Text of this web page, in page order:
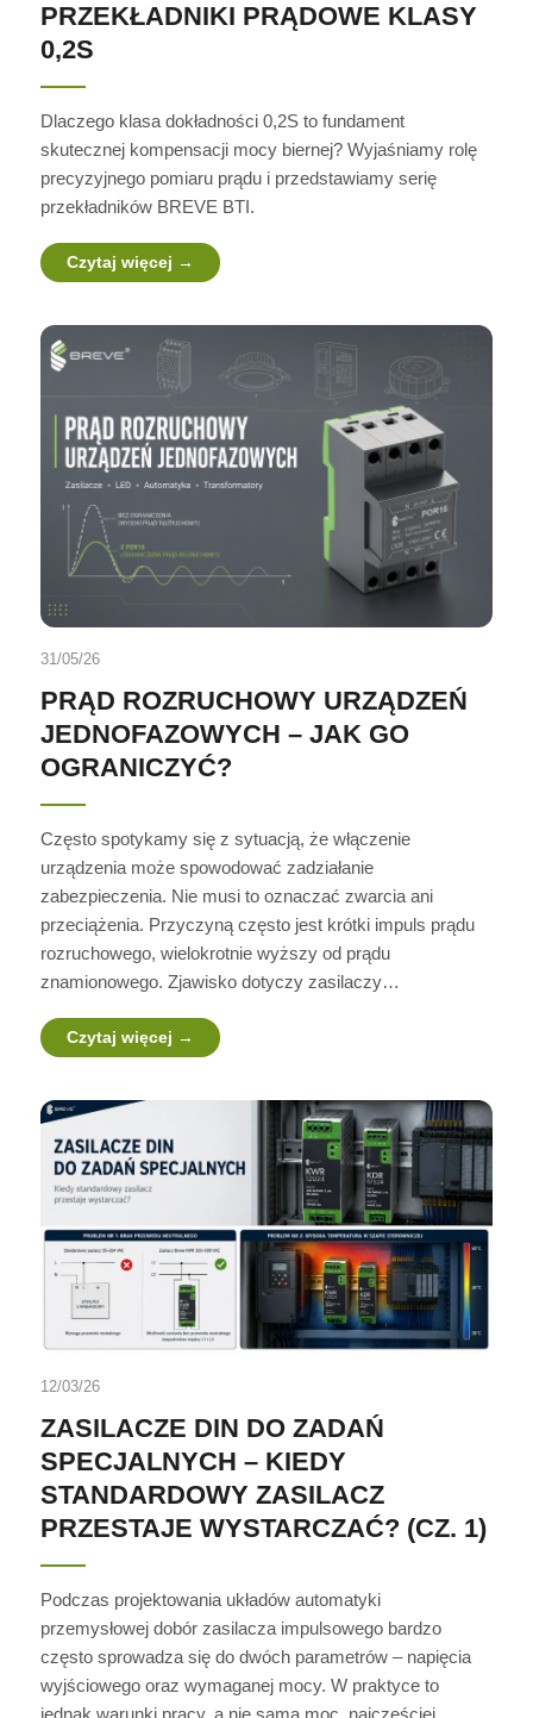
PRZEKŁADNIKI PRĄDOWE KLASY
0,2S
Dlaczego klasa dokładności 0,2S to fundament
skutecznej kompensacji mocy biernej? Wyjaśniamy rolę
precyzyjnego pomiaru prądu i przedstawiamy serię
przekładników BREVE BTI.
Czytaj więcej
31/05/26
PRĄD ROZRUCHOWY URZĄDZEŃ
JEDNOFAZOWYCH – JAK GO
OGRANICZYĆ?
Często spotykamy się z sytuacją, że włączenie
urządzenia może spowodować zadziałanie
zabezpieczenia. Nie musi to oznaczać zwarcia ani
przeciążenia. Przyczyną często jest krótki impuls prądu
rozruchowego, wielokrotnie wyższy od prądu
znamionowego. Zjawisko dotyczy zasilaczy…
Czytaj więcej
12/03/26
ZASILACZE DIN DO ZADAŃ
SPECJALNYCH – KIEDY
STANDARDOWY ZASILACZ
PRZESTAJE WYSTARCZAĆ? (CZ. 1)
Podczas projektowania układów automatyki
przemysłowej dobór zasilacza impulsowego bardzo
często sprowadza się do dwóch parametrów – napięcia
wyjściowego oraz wymaganej mocy. W praktyce to